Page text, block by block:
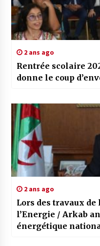
2 ans ago
Rentrée scolaire
donne le coup
2 ans ago
Lors des travaux de
l’Energie / Arkab
énergétique